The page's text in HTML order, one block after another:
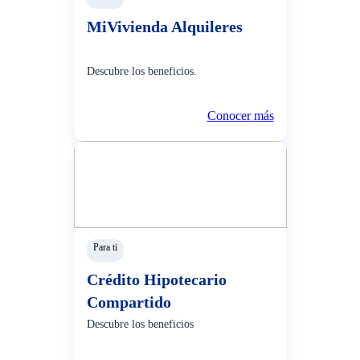
Estimado cliente:
hábiles, en cualquier Agencia BCP cerca de su
domicilio o puede comunicarse con su Funcionario de
Negocios BCP asignado.
Hay muchos planes por cumplir y queremos que
MiVivienda Alquileres
Descubre los beneficios.
Conocer más
Para ti
Crédito Hipotecario
Compartido
Descubre los beneficios